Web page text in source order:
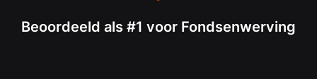
Beoordeeld als #1 voor Fondsenwerving